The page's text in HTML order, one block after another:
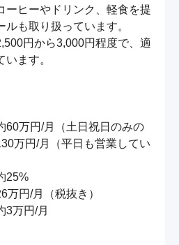
ーヒーやドリンク、軽食を提
も取り扱っています。
円から3,000円程度で、適
ます。
60万円/月（土日祝日のみの
万円/月（平日も営業してい
25%
万円/月（税抜き）
3万円/月